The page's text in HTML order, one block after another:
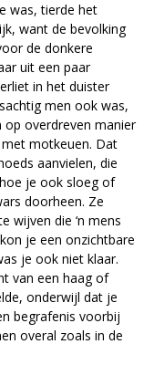
was, tierde het
want de bevolking
de donkere
uit een paar
in het duister
men ook was,
op overdreven manier
motkeuen. Dat
aanvielen, die
je ook sloeg of
doorheen. Ze
wijven die ‘n mens
je een onzichtbare
je ook niet klaar.
van een haag of
onderwijl dat je
begrafenis voorbij
overal zoals in de